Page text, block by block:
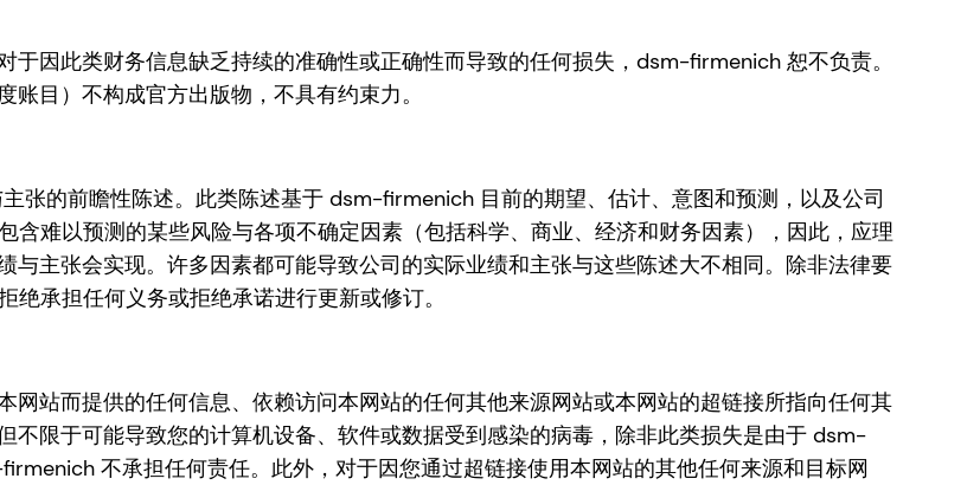
因此类财务信息缺乏持续的准确性或正确性而导致的任何损失，dsm-firmenich 恕不负责。
目）不构成官方出版物，不具有约束力。
张的前瞻性陈述。此类陈述基于 dsm-firmenich 目前的期望、估计、意图和预测，以及公司
难以预测的某些风险与各项不确定因素（包括科学、商业、经济和财务因素），因此，应理
主张会实现。许多因素都可能导致公司的实际业绩和主张与这些陈述大不相同。除非法律要
承担任何义务或拒绝承诺进行更新或修订。
站而提供的任何信息、依赖访问本网站的任何其他来源网站或本网站的超链接所指向任何其
不限于可能导致您的计算机设备、软件或数据受到感染的病毒，除非此类损失是由于 dsm-
不承担任何责任。此外，对于因您通过超链接使用本网站的其他任何来源和目标网